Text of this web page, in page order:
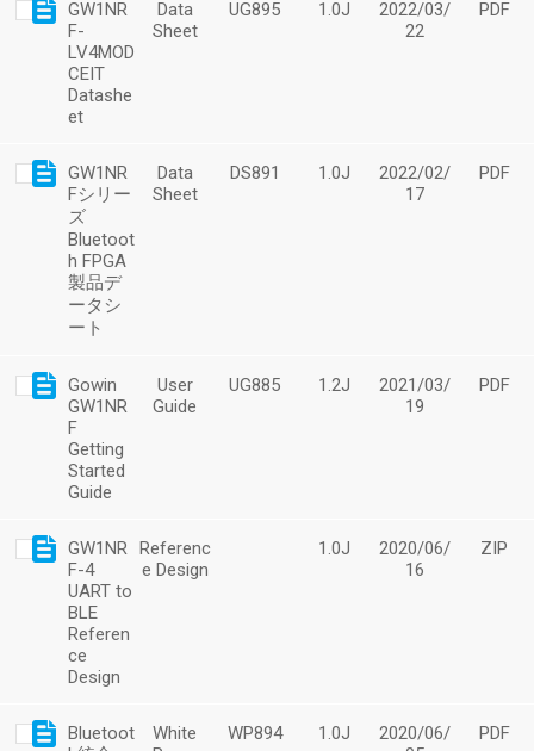
GW1NR
F-
LV4MOD
CEIT
Datashe
et
Data
Sheet
UG895 1.0J
2022/03/
22
PDF
GW1NR
Fシリー
ズ
Bluetoot
h FPGA
製品デ
ータシ
ート
Data
Sheet
DS891 1.0J
2022/02/
17
PDF
Gowin
GW1NR
F
Getting
Started
Guide
User
Guide
UG885 1.2J
2021/03/
19
PDF
GW1NR
F-4
UART to
BLE
Referen
ce
Design
Referenc
e Design
1.0J
2020/06/
16
ZIP
Bluetoot
White
WP894 1.0J
2020/06/
PDF